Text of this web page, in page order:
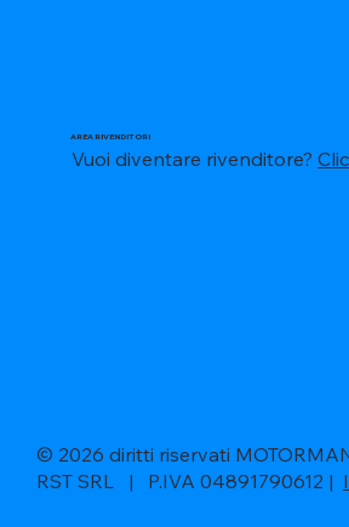
AREA RIVENDITORI
Vuoi diventare rivenditore?
© 2026 diritti riservati
RST SRL | P.IVA 04891790612 |